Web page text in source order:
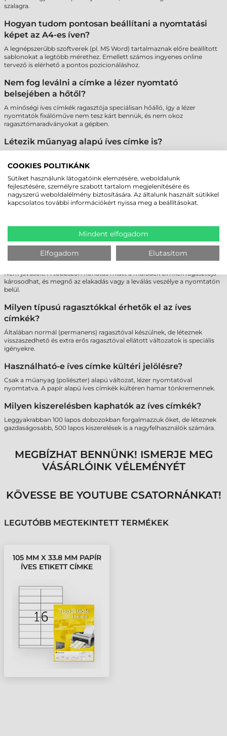
szalagra.
Hogyan tudom pontosan beállítani a nyomtatási
képet az A4-es íven?
A legnépszerűbb szoftverek (pl. MS Word) tartalmaznak előre beállított
sablonokat a legtöbb mérethez. Emellett számos ingyenes online
tervező is elérhető a pontos pozicionáláshoz.
Nem fog leválni a címke a lézer nyomtató
belsejében a hőtől?
A minőségi íves címkék ragasztója speciálisan hőálló, így a lézer
nyomtatók fixálóműve nem tesz kárt bennük, és nem okoz
ragasztómaradványokat a gépben.
Létezik műanyag alapú íves címke is?
szakadásbiztosak és vízállóak, így tartósabb jelölést tesznek lehetővé
Miért fontos az A4-es ívek szélein lévő biztonsági
sáv?
a papír akadálymentes haladását.
Lehet-e többször átküldeni ugyanazt a lapot a
nyomtatón, ha nem használtam fel minden címkét?
Nem javasolt. A többszöri hőhatás miatt a maradék címkék ragasztója
károsodhat, és megnő az elakadás vagy a leválás veszélye a nyomtatón
belül.
Milyen típusú ragasztókkal érhetők el az íves
címkék?
Általában normál (permanens) ragasztóval készülnek, de léteznek
visszaszedhető és extra erős ragasztóval ellátott változatok is speciális
igényekre.
Használható-e íves címke kültéri jelölésre?
Csak a műanyag (poliészter) alapú változat, lézer nyomtatóval
nyomtatva. A papír alapú íves címkék kültéren hamar tönkremennek.
Milyen kiszerelésben kaphatók az íves címkék?
Leggyakrabban 100 lapos dobozokban forgalmazzuk őket, de léteznek
gazdaságosabb, 500 lapos kiszerelések is a nagyfelhasználók számára.
MEGBÍZHAT BENNÜNK! ISMERJE MEG
VÁSÁRLÓINK VÉLEMÉNYÉT
KÖVESSE BE YOUTUBE CSATORNÁNKAT!
LEGUTÓBB MEGTEKINTETT TERMÉKEK
105 MM X 33.8 MM PAPÍR
ÍVES ETIKETT CÍMKE
ÍV/DOBOZ )
COOKIES POLITIKÁNK
Sütiket használunk látogatóink elemzésére, weboldalunk
fejlesztésére, személyre szabott tartalom megjelenítésére és
nagyszerű weboldalélmény biztosítására. Az általunk használt sütikkel
kapcsolatos további információkért nyissa meg a beállításokat.
Mindent elfogadom
Elfogadom Elutasítom